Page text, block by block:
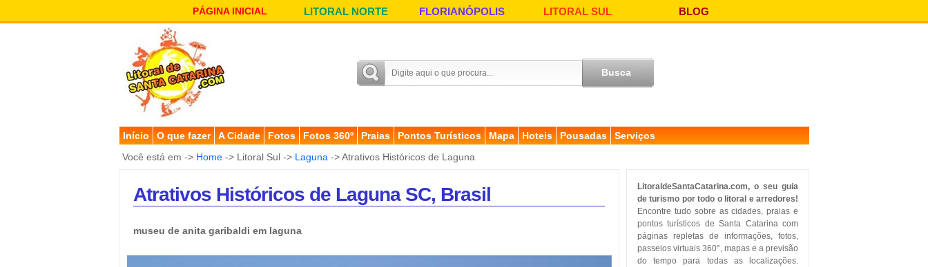
PÁGINA INICIAL LITORAL NORTE FLORIANÓPOLIS LITORAL SUL BLOG
Início O que fazer A Cidade Fotos Fotos 360º Praias Pontos Turísticos Mapa Hoteis Pousadas
Serviços
Você está em -> Home -> Litoral Sul -> Laguna -> Atrativos Históricos de Laguna
Atrativos Históricos de Laguna SC, Brasil
museu de anita garibaldi em laguna
LitoraldeSantaCatarina.com, o seu guia
de turismo por todo o litoral e arredores!
Encontre tudo sobre as cidades, praias e
pontos turísticos de Santa Catarina com
páginas repletas de informações, fotos,
passeios virtuais 360°, mapas e a previsão
do tempo para todas as localizações.